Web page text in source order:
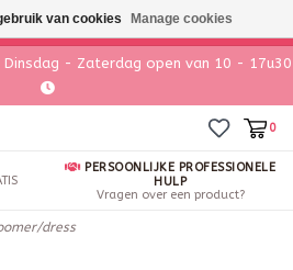
Dinsdag - Zaterdag open van 10 - 17u30
0
PERSOONLIJKE PROFESSIONELE
HULP
Vragen over een product?
dress
van cookies Manage cookies